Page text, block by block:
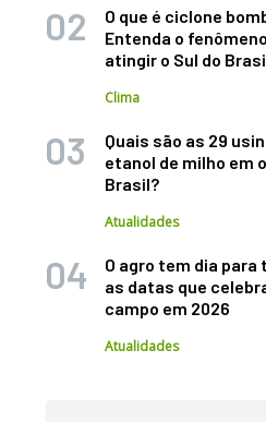
O que é ciclone
Entenda o
atingir o Sul do
Clima
Quais são as 29
etanol de milho em
Brasil?
Atualidades
O agro tem dia para
as datas que
campo em 2026
Atualidades